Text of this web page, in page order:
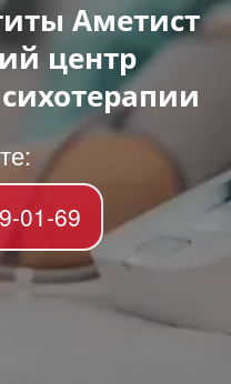
Аметист
центр
01-69